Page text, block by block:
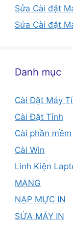
Sửa Cài đặt
Sửa Cài đặt
Danh mục
Cài Đặt Máy
Cài Đặt Tỉnh
Cài phần mềm
Cài Win
Linh Kiện
MẠNG
NẠP MỰC IN
SỬA MÁY IN